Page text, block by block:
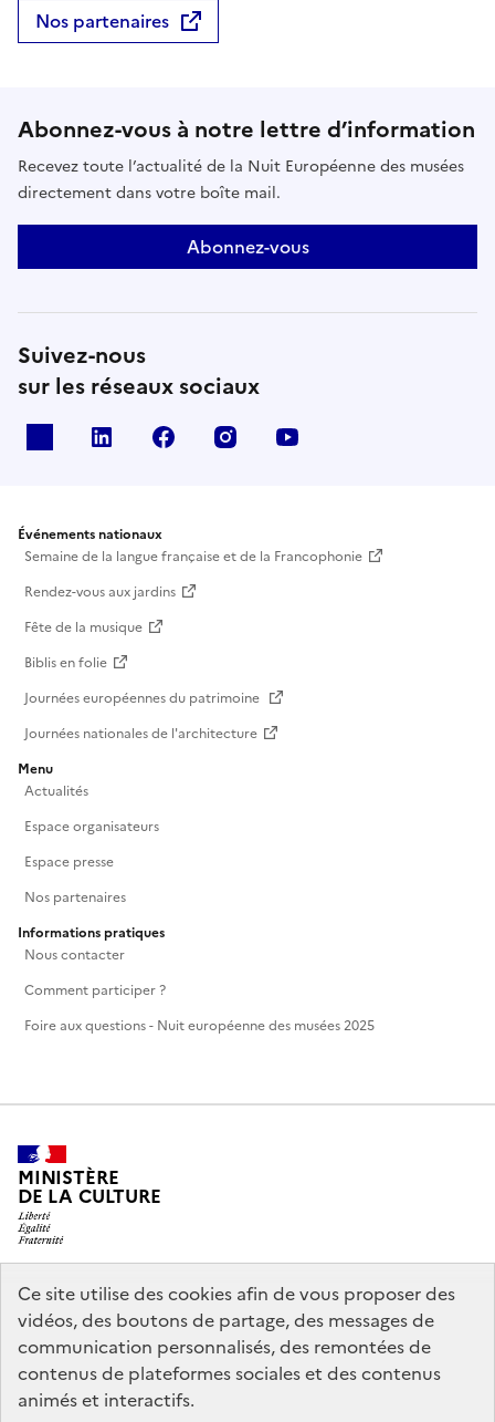
Ce site utilise des cookies afin de vous proposer des
vidéos, des boutons de partage, des messages de
communication personnalisés, des remontées de
contenus de plateformes sociales et des contenus
animés et interactifs.
Nos partenaires
Abonnez-vous à notre lettre d’information
Recevez toute l’actualité de la Nuit Européenne des musées
directement dans votre boîte mail.
Abonnez-vous
Suivez-nous
sur les réseaux sociaux
Linkedin Facebook Instagram
Événements nationaux
Semaine de la langue française et de la Francophonie
Rendez-vous aux jardins
Fête de la musique
Biblis en folie
Journées européennes du patrimoine
Journées nationales de l'architecture
Menu
Actualités
Espace organisateurs
Espace presse
Nos partenaires
Informations pratiques
Nous contacter
Comment participer ?
Foire aux questions - Nuit européenne des musées 2025
MINISTÈRE
DE LA CULTURE
legifrance.gouv.fr
info.gouv.fr
service-public.gouv.fr
data.gouv.fr